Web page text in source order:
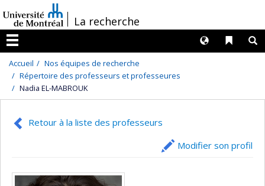
au
contenu
/La recherche
Menu
Liens
Langues
Accueil
Nos équipes de recherche
Répertoire des professeurs et professeures
Nadia EL-MABROUK
Retour à la liste des professeurs
Modifier son profil